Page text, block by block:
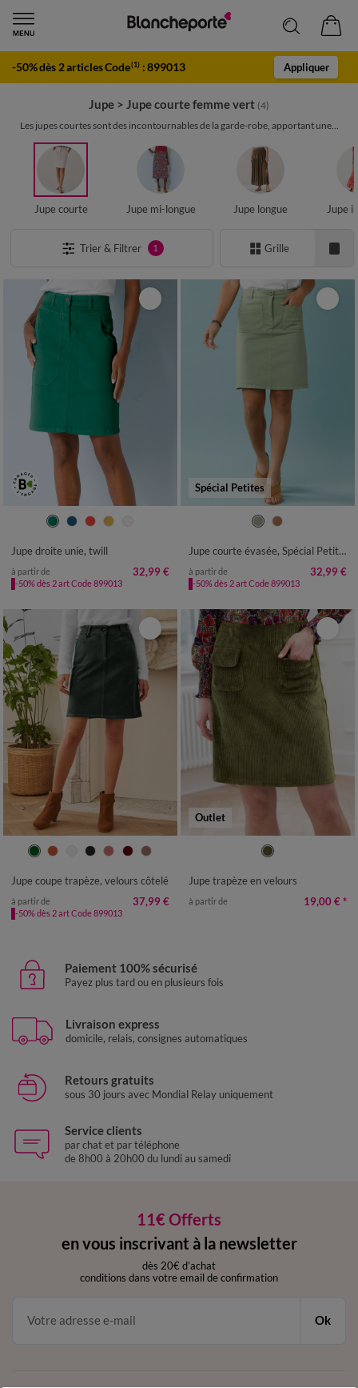
-50% dès 2 articles Code(1) :899013 Appliquer
Jupe > Jupe courte femme vert (4)
Les jupes courtes sont des incontournables de la garde-robe, apportant une...
Jupe courte Jupe mi-longue Jupe longue Jupe
Trier & Filtrer 1 Grille
38 40 42 44
Jupe droite unie, twill
à partir de 32,99 €
-50% dès 2 art Code 899013
Spécial Petites
38 40 42
Jupe courte évasée, Spécial Petites
à partir de 32,99 €
-50% dès 2 art Code 899013
36 38 42 44 46
48
Jupe coupe trapèze, velours côtelé
à partir de 37,99 €
-50% dès 2 art Code 899013
Outlet
42
Jupe trapèze en velours
à partir de 19,00 € *
Paiement 100% sécurisé
Payez plus tard ou en plusieurs fois
Livraison express
domicile, relais, consignes automatiques
Retours gratuits
sous 30 jours avec Mondial Relay uniquement
Service clients
par chat et par téléphone
de 8h00 à 20h00 du lundi au samedi
11€ Offerts
en vous inscrivant à la newsletter
dès 20€ d’achat
conditions dans votre email de confirmation
Ok